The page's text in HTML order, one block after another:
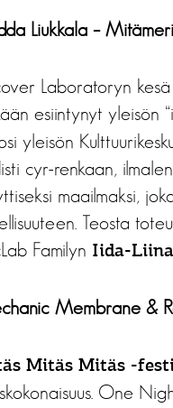
Liukkala –
Laboratoryn
esiintynyt yleisön
yleisön
cyr-renkaan,
maailmaksi,
Teosta
Familyn Iida-
Membrane &
Mitäs Mitäs -
One